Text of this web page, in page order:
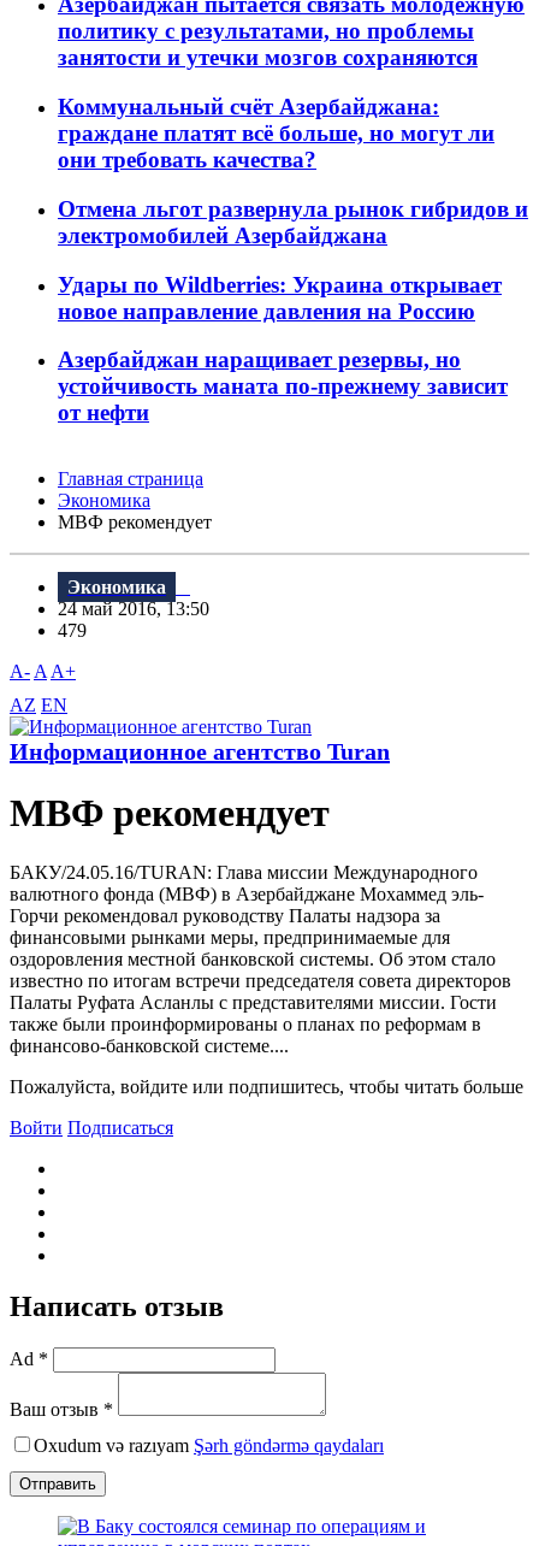
политику с результатами, но проблемы
занятости и утечки мозгов сохраняются
Коммунальный счёт Азербайджана:
граждане платят всё больше, но могут ли
они требовать качества?
Отмена льгот развернула рынок гибридов и
электромобилей Азербайджана
Удары по Wildberries: Украина открывает
новое направление давления на Россию
Азербайджан наращивает резервы, но
устойчивость маната по-прежнему зависит
от нефти
Главная страница
Экономика
МВФ рекомендует
Экономика
24 май 2016, 13:50
479
A- A A+
AZ EN
Информационное агентство Turan
МВФ рекомендует
БАКУ/24.05.16/TURAN: Глава миссии Международного
валютного фонда (МВФ) в Азербайджане Мохаммед эль-
Горчи рекомендовал руководству Палаты надзора за
финансовыми рынками меры, предпринимаемые для
оздоровления местной банковской системы. Об этом стало
известно по итогам встречи председателя совета директоров
Палаты Руфата Асланлы с представителями миссии. Гости
также были проинформированы о планах по реформам в
финансово-банковской системе....
Пожалуйста, войдите или подпишитесь, чтобы читать больше
Войти Подписаться
Написать отзыв
Ad *
Ваш отзыв *
Oxudum və razıyam Şərh göndərmə qaydaları
Отправить